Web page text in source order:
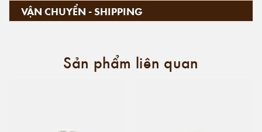
VẬN CHUYỂN - SHIPPING
Sản phẩm liên quan